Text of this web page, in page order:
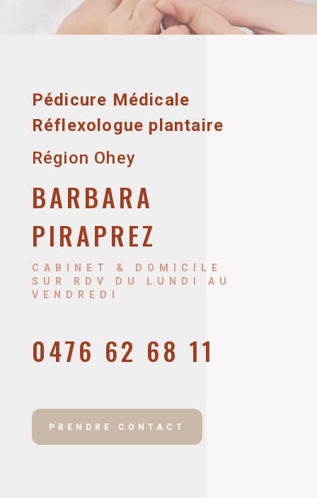
Pédicure Médicale
Réflexologue plantaire
Région Ohey
BARBARA
PIRAPREZ
CABINET & DOMICILE
SUR RDV DU LUNDI AU
VENDREDI
0476 62 68 11
PRENDRE CONTACT